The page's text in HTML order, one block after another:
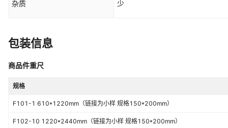
杂质 少
包装信息
商品件重尺
规格
F101-1 610*1220mm（链接为小样 规格150*200mm）
F102-10 1220*2440mm（链接为小样 规格150*200mm）